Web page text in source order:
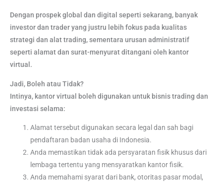
Dengan prospek global dan digital seperti sekarang, banyak
investor dan trader yang justru lebih fokus pada kualitas
strategi dan alat trading, sementara urusan administratif
seperti alamat dan surat-menyurat ditangani oleh kantor
virtual.
Jadi, Boleh atau Tidak?
Intinya, kantor virtual boleh digunakan untuk bisnis trading dan
investasi selama:
Alamat tersebut digunakan secara legal dan sah bagi
pendaftaran badan usaha di Indonesia.
Anda memastikan tidak ada persyaratan fisik khusus dari
lembaga tertentu yang mensyaratkan kantor fisik.
Anda memahami syarat dari bank, otoritas pasar modal,